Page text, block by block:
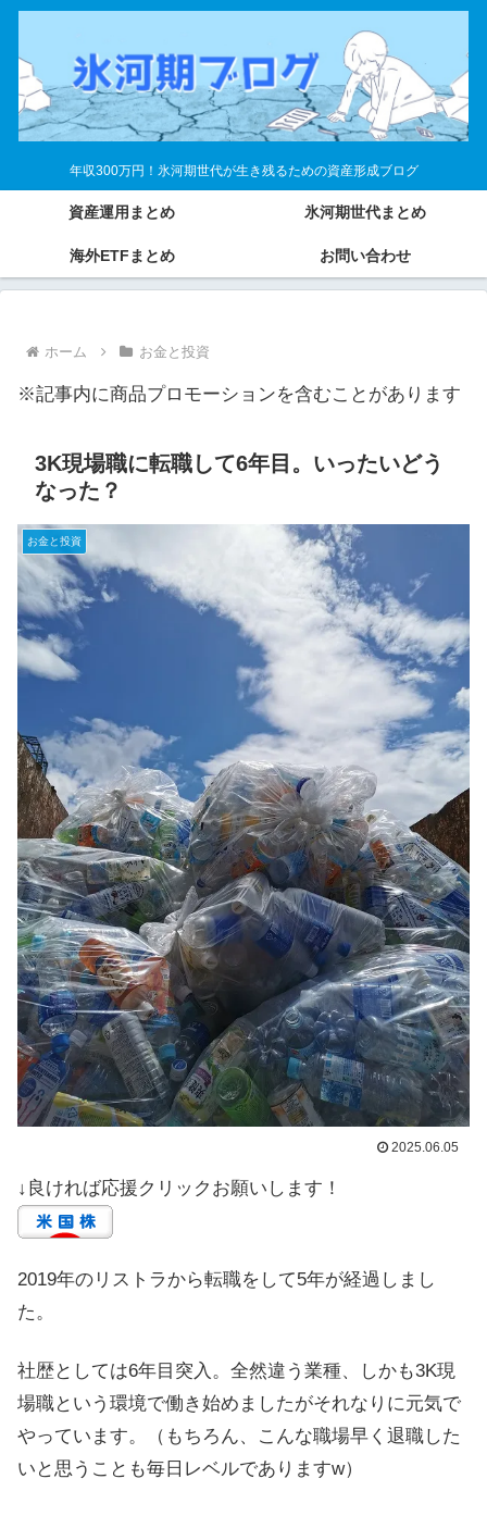
年収300万円！氷河期世代が生き残るための資産形成ブログ
資産運用まとめ 氷河期世代まとめ
海外ETFまとめ お問い合わせ
ホーム お金と投資
※記事内に商品プロモーションを含むことがあります
3K現場職に転職して6年目。いったいどう
なった？
お金と投資
2025.06.05
↓良ければ応援クリックお願いします！
2019年のリストラから転職をして5年が経過しまし
た。
社歴としては6年目突入。全然違う業種、しかも3K現
場職という環境で働き始めましたがそれなりに元気で
やっています。（もちろん、こんな職場早く退職した
いと思うことも毎日レベルでありますw）